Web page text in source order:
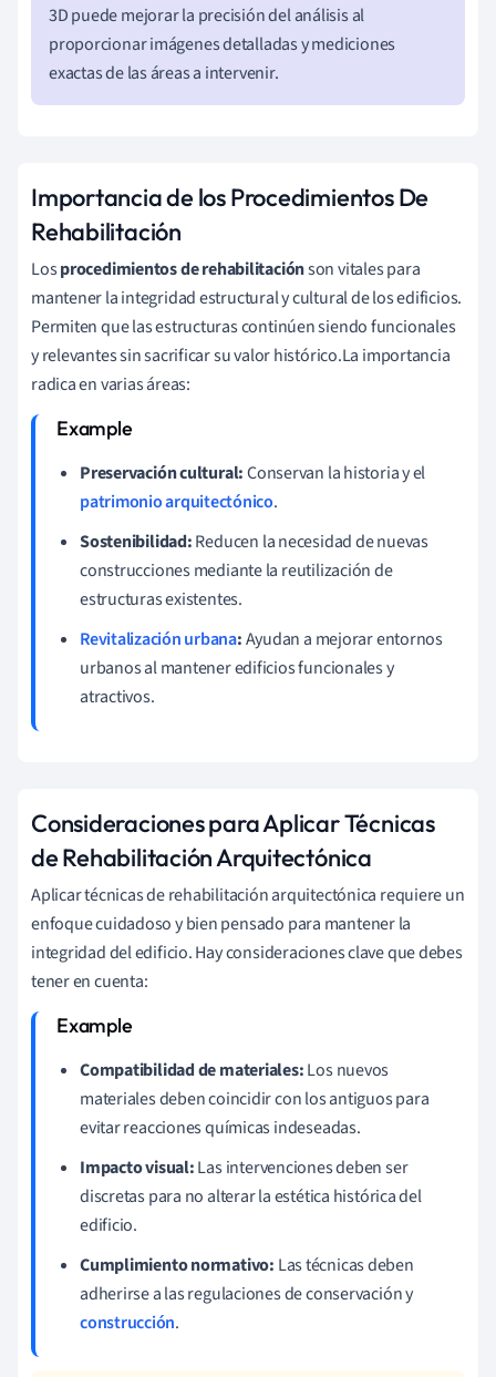
3D puede mejorar la precisión del análisis al
proporcionar imágenes detalladas y mediciones
exactas de las áreas a intervenir.
Importancia de los Procedimientos De
Rehabilitación
Losprocedimientos de rehabilitaciónson vitales para
mantener la integridad estructural y cultural de los edificios.
Permiten que las estructuras continúen siendo funcionales
y relevantes sin sacrificar su valor histórico.La importancia
radica en varias áreas:
Preservación cultural:Conservan la historia y el
patrimonio arquitectónico.
Sostenibilidad:Reducen la necesidad de nuevas
construcciones mediante la reutilización de
estructuras existentes.
Revitalización urbana:Ayudan a mejorar entornos
urbanos al mantener edificios funcionales y
atractivos.
Consideraciones para Aplicar Técnicas
de Rehabilitación Arquitectónica
Aplicar técnicas de rehabilitación arquitectónica requiere un
enfoque cuidadoso y bien pensado para mantener la
integridad del edificio. Hay consideraciones clave que debes
tener en cuenta:
Compatibilidad de materiales:Los nuevos
materiales deben coincidir con los antiguos para
evitar reacciones químicas indeseadas.
Impacto visual:Las intervenciones deben ser
discretas para no alterar la estética histórica del
edificio.
Cumplimiento normativo: Las técnicas deben
adherirse a las regulaciones de conservación y
construcción.